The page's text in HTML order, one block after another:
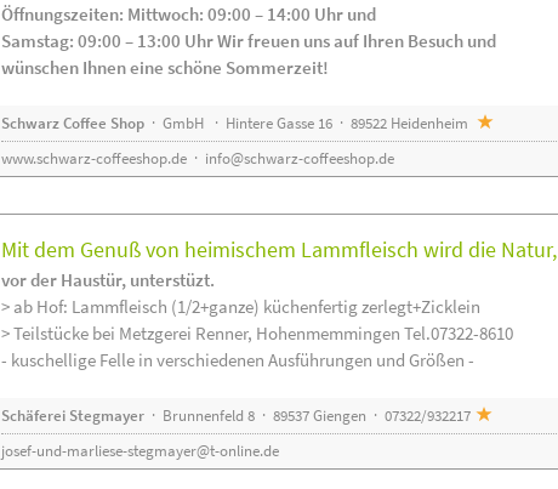
Öffnungszeiten: Mittwoch: 09:00 – 14:00 Uhr und
Samstag: 09:00 – 13:00 Uhr Wir freuen uns auf Ihren Besuch und
wünschen Ihnen eine schöne Sommerzeit!
Schwarz Coffee Shop· GmbH · Hintere Gasse 16 · 89522 Heidenheim
www.schwarz-coffeeshop.de· info@schwarz-coffeeshop.de
Mit dem Genuß von heimischem Lammfleisch wird die Natur,
vor der Haustür, unterstüzt.
> ab Hof: Lammfleisch (1/2+ganze) küchenfertig zerlegt+Zicklein
> Teilstücke bei Metzgerei Renner, Hohenmemmingen Tel.07322-8610
- kuschellige Felle in verschiedenen Ausführungen und Größen -
Schäferei Stegmayer· Brunnenfeld 8 · 89537 Giengen · 07322/932217
josef-und-marliese-stegmayer@t-online.de